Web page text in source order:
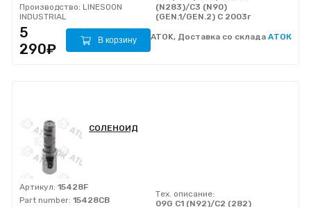
Производство: LINESOON
INDUSTRIAL
(N283)/C3 (N90)
(GEN.1/GEN.2) C 2003г
5
290₽
В корзину ATOK, Доставка со склада АТОК
СОЛЕНОИД
Артикул: 15428F
Part number: 15428CB
Тех. описание:
09G C1 (N92)/C2 (282)